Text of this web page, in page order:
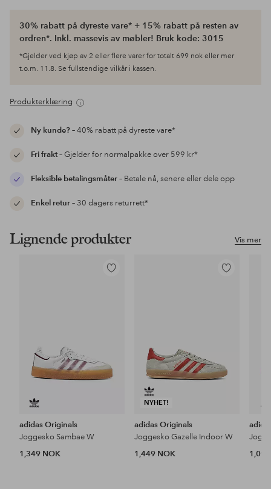
30% rabatt på dyreste vare* + 15% rabatt på resten av
ordren*. Inkl. massevis av møbler! Bruk kode: 3015
*Gjelder ved kjøp av 2 eller flere varer for totalt 699 nok eller mer
t.o.m. 11.8. Se fullstendige vilkår i kassen.
Produkterklæring
Ny kunde?– 40% rabatt på dyreste vare*
Fri frakt– Gjelder for normalpakke over 599 kr*
Fleksible betalingsmåter– Betale nå, senere eller dele opp
Enkel retur– 30 dagers returrett*
Vis mer
Lignende produkter
Legg
adidas Originals
Joggesko Sambae W
1,349 NOK
NYHET!
Legg
adidas Originals
Joggesko Gazelle Indoor W
1,449 NOK